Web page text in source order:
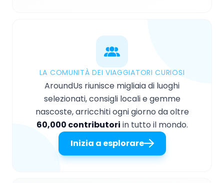
LA COMUNITÀ DEI VIAGGIATORI CURIOSI
AroundUs riunisce migliaia di luoghi
selezionati, consigli locali e gemme
nascoste, arricchiti ogni giorno da oltre
60,000 contributori in tutto il mondo.
Inizia a esplorare